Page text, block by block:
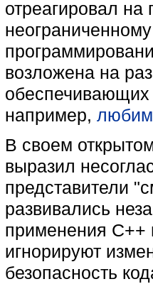
отреагировал
возложена на
обеспечивающих
например,
В своем
выразил
представители
развивались
применения C++
игнорируют
безопасность